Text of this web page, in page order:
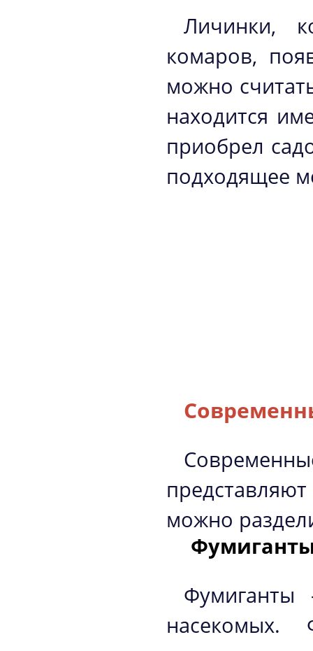
Личинки,
комаров,
можно
находится
приобрел
подходящее
можно
Фумиганты
насекомых.